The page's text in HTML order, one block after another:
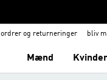
ordrer og returneringer bliv
Mænd Kvinder